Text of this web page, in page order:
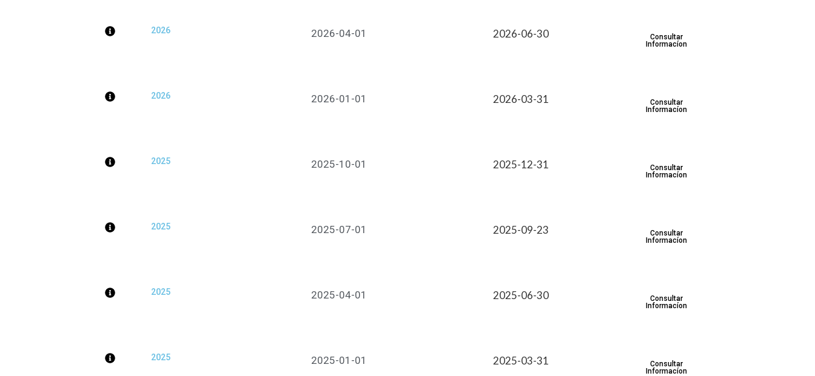
2026 2026-04-01 2026-06-30
Consultar
Informacíon
2026 2026-01-01 2026-03-31
Consultar
Informacíon
2025 2025-10-01 2025-12-31
Consultar
Informacíon
2025 2025-07-01 2025-09-23
Consultar
Informacíon
2025 2025-04-01 2025-06-30
Consultar
Informacíon
2025 2025-01-01 2025-03-31
Consultar
Informacíon